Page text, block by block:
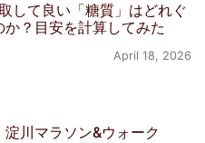
して良い「糖質」はどれぐ
か？目安を計算してみた
April 18, 2026
淀川マラソン&ウォーク